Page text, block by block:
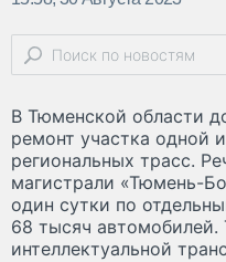
В Тюменской области
ремонт участка одной
региональных трасс.
магистрали «Тюмень-
один сутки по
68 тысяч автомобилей.
интеллектуальной